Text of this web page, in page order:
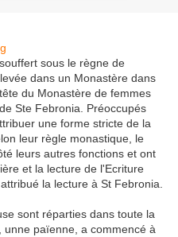
sous le règne de
dans un Monastère dans
du Monastère de femmes
Ste Febronia. Préoccupés
une forme stricte de la
leur règle monastique, le
leurs autres fonctions et ont
et la lecture de l'Ecriture
la lecture à St Febronia.
sont réparties dans toute la
païenne, a commencé à